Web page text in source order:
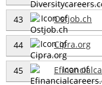
43 Ostjob.ch
44 Cipra.org
45